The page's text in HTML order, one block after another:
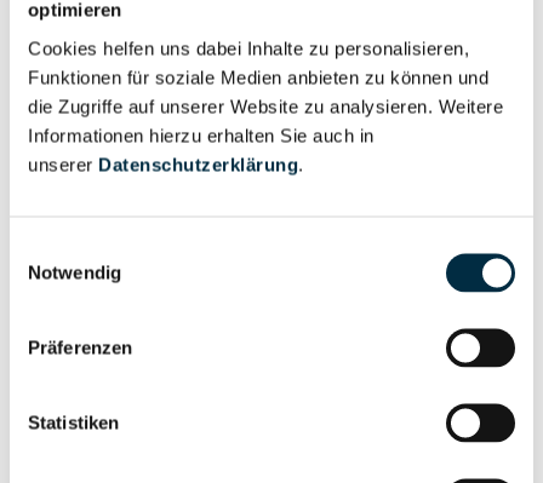
optimieren
Cookies helfen uns dabei Inhalte zu personalisieren,
Funktionen für soziale Medien anbieten zu können und
die Zugriffe auf unserer Website zu analysieren. Weitere
Informationen hierzu erhalten Sie auch in
unserer Datenschutzerklärung.
Notwendig
Präferenzen
Statistiken
Berechtigter
Eigentums- und Kontrollstruktur
Unternehmensprofil
Vollständiges
Unternehmensprofil